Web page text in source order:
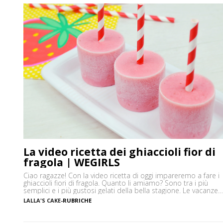
La video ricetta dei ghiaccioli fior di
fragola | WEGIRLS
Ciao ragazze! Con la video ricetta di oggi impareremo a fare i
ghiaccioli fiori di fragola. Quanto li amiamo? Sono tra i più
semplici e i più gustosi gelati della bella stagione. Le vacanze
ormai sono sempre più vicine, e con loro si avvicina anche il
desiderio di un dolce sano e fresco da avere […]
LALLA'S CAKE-RUBRICHE